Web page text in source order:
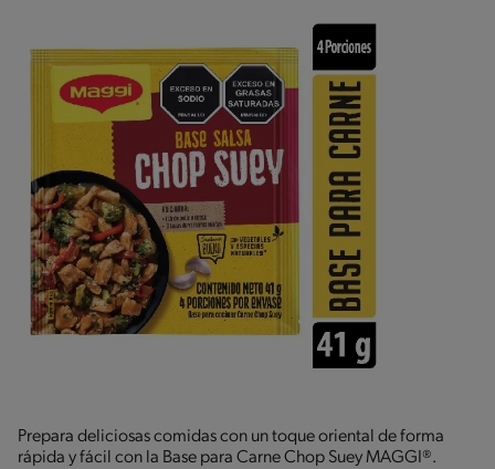
Prepara deliciosas comidas con un toque oriental de forma
rápida y fácil con la Base para Carne Chop Suey MAGGI®.